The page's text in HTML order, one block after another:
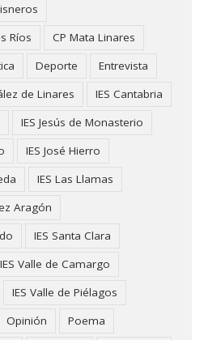
Ríos
CP Mata Linares
Deporte
Entrevista
de Linares
IES Cantabria
IES Jesús de Monasterio
IES José Hierro
IES Las Llamas
Aragón
IES Santa Clara
IES Valle de Camargo
IES Valle de Piélagos
Opinión
Poema